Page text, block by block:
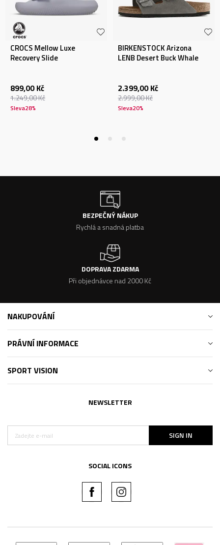
CROCS Mellow Luxe
Recovery Slide
899,00 Kč
1.249,00Kč
Sleva28%
BIRKENSTOCK Arizona
LENB Desert Buck Whale
2.399,00 Kč
2.999,00Kč
Sleva20%
BEZPEČNÝ NÁKUP
Rychlá a snadná platba
DOPRAVA ZDARMA
Při objednávce nad 2000 Kč
NAKUPOVÁNÍ
PRÁVNÍ INFORMACE
SPORT VISION
NEWSLETTER
SIGN IN
SOCIAL ICONS